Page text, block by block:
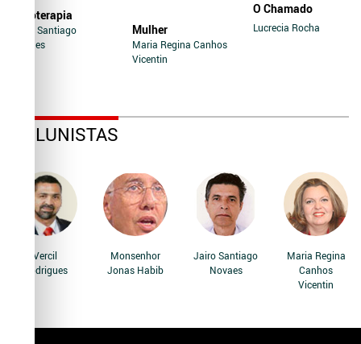
Soroterapia
Jairo Santiago
Novaes
Mulher
Maria Regina Canhos
Vicentin
O Chamado
Lucrecia Rocha
COLUNISTAS
Vercil
Rodrigues
Monsenhor
Jonas Habib
Jairo Santiago
Novaes
Maria Regina
Canhos
Vicentin